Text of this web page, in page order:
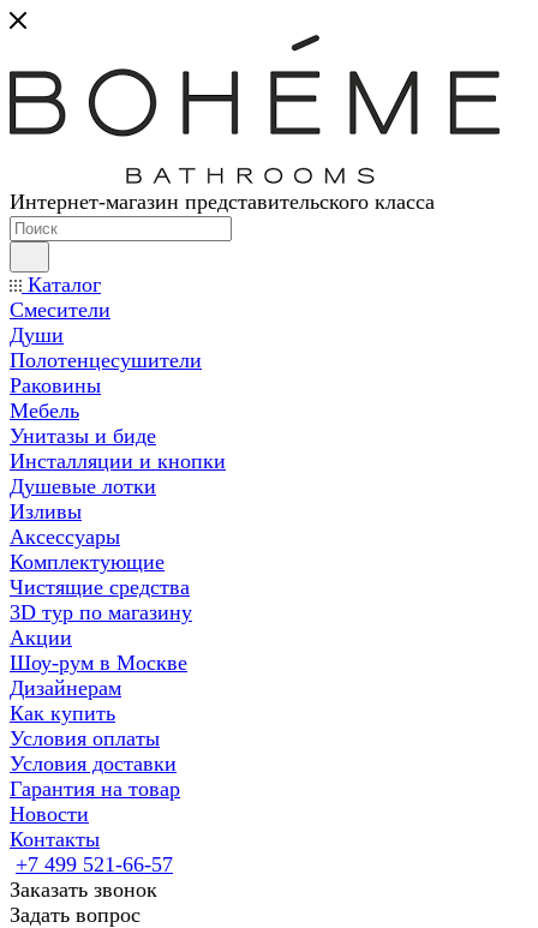
Интернет-магазин представительского класса
Каталог
Смесители
Души
Полотенцесушители
Раковины
Мебель
Унитазы и биде
Инсталляции и кнопки
Душевые лотки
Изливы
Аксессуары
Комплектующие
Чистящие средства
3D тур по магазину
Акции
Шоу-рум в Москве
Дизайнерам
Как купить
Условия оплаты
Условия доставки
Гарантия на товар
Новости
Контакты
+7 499 521-66-57
Заказать звонок
Задать вопрос